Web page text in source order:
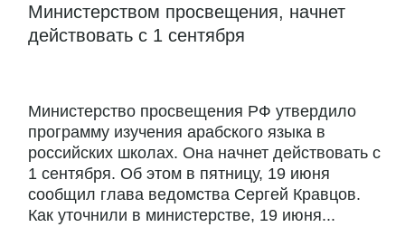
Министерством просвещения, начнет
действовать с 1 сентября
Министерство просвещения РФ утвердило
программу изучения арабского языка в
российских школах. Она начнет действовать с
1 сентября. Об этом в пятницу, 19 июня
сообщил глава ведомства Сергей Кравцов.
Как уточнили в министерстве, 19 июня...